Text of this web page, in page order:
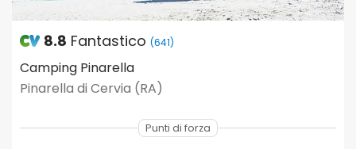
8.8 Fantastico (641)
Camping Pinarella
Pinarella di Cervia (RA)
Punti di forza